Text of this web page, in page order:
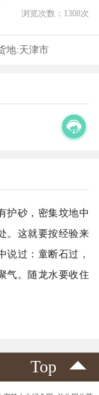
浏览次数： 1308次
地:天津市
护砂，密集坟地中
。这就要按经验来
说过：童断石过，
气。随龙水要收住
Top